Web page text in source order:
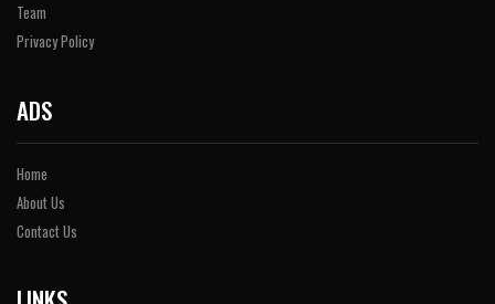
Team
Privacy Policy
ADS
Home
About Us
Contact Us